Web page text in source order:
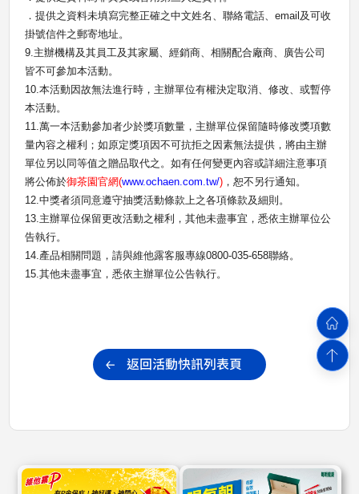
．提供之資料未填寫完整正確之中文姓名、聯絡電話、 email 及可收
掛號信件之郵寄地址。
9. 主辦機構及其員工及其家屬、經銷商、相關配合廠商、廣告公司
皆不可參加本活動。
10. 本活動因故無法進行時，主辦單位有權決定取消、修改、或暫停
本活動。
11. 萬一本活動參加者少於獎項數量，主辦單位保留隨時修改獎項數
量內容之權利；如原定獎項因不可抗拒之因素無法提供，將由主辦
單位另以同等值之贈品取代之。如有任何變更內容或詳細注意事項
將公佈於御茶園官網(www.ochaen.com.tw/)，恕不另行通知。
12. 中獎者須同意遵守抽獎活動條款上之各項條款及細則。
13. 主辦單位保留更改活動之權利，其他未盡事宜，悉依主辦單位公
告執行。
14. 產品相關問題，請與維他露客服專線0800-035-658聯絡。
15. 其他未盡事宜，悉依主辦單位公告執行。